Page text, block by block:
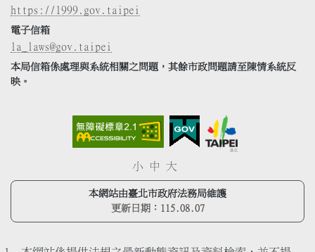
https://1999.gov.taipei
電子信箱
la_laws@gov.taipei
本局信箱係處理與系統相關之問題，其餘市政問題請至陳情系統反
映。
小 中 大
本網站由臺北市政府法務局維護
更新日期： 115.08.07